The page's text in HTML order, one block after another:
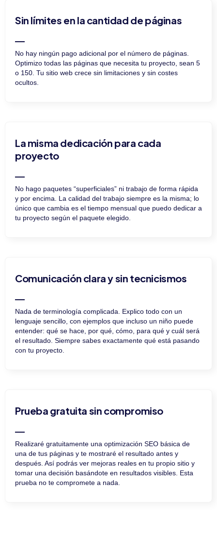
Sin límites en la cantidad de páginas
No hay ningún pago adicional por el número de páginas.
Optimizo todas las páginas que necesita tu proyecto, sean 5
o 150. Tu sitio web crece sin limitaciones y sin costes
ocultos.
La misma dedicación para cada
proyecto
No hago paquetes “superficiales” ni trabajo de forma rápida
y por encima. La calidad del trabajo siempre es la misma; lo
único que cambia es el tiempo mensual que puedo dedicar a
tu proyecto según el paquete elegido.
Comunicación clara y sin tecnicismos
Nada de terminología complicada. Explico todo con un
lenguaje sencillo, con ejemplos que incluso un niño puede
entender: qué se hace, por qué, cómo, para qué y cuál será
el resultado. Siempre sabes exactamente qué está pasando
con tu proyecto.
Prueba gratuita sin compromiso
Realizaré gratuitamente una optimización SEO básica de
una de tus páginas y te mostraré el resultado antes y
después. Así podrás ver mejoras reales en tu propio sitio y
tomar una decisión basándote en resultados visibles. Esta
prueba no te compromete a nada.